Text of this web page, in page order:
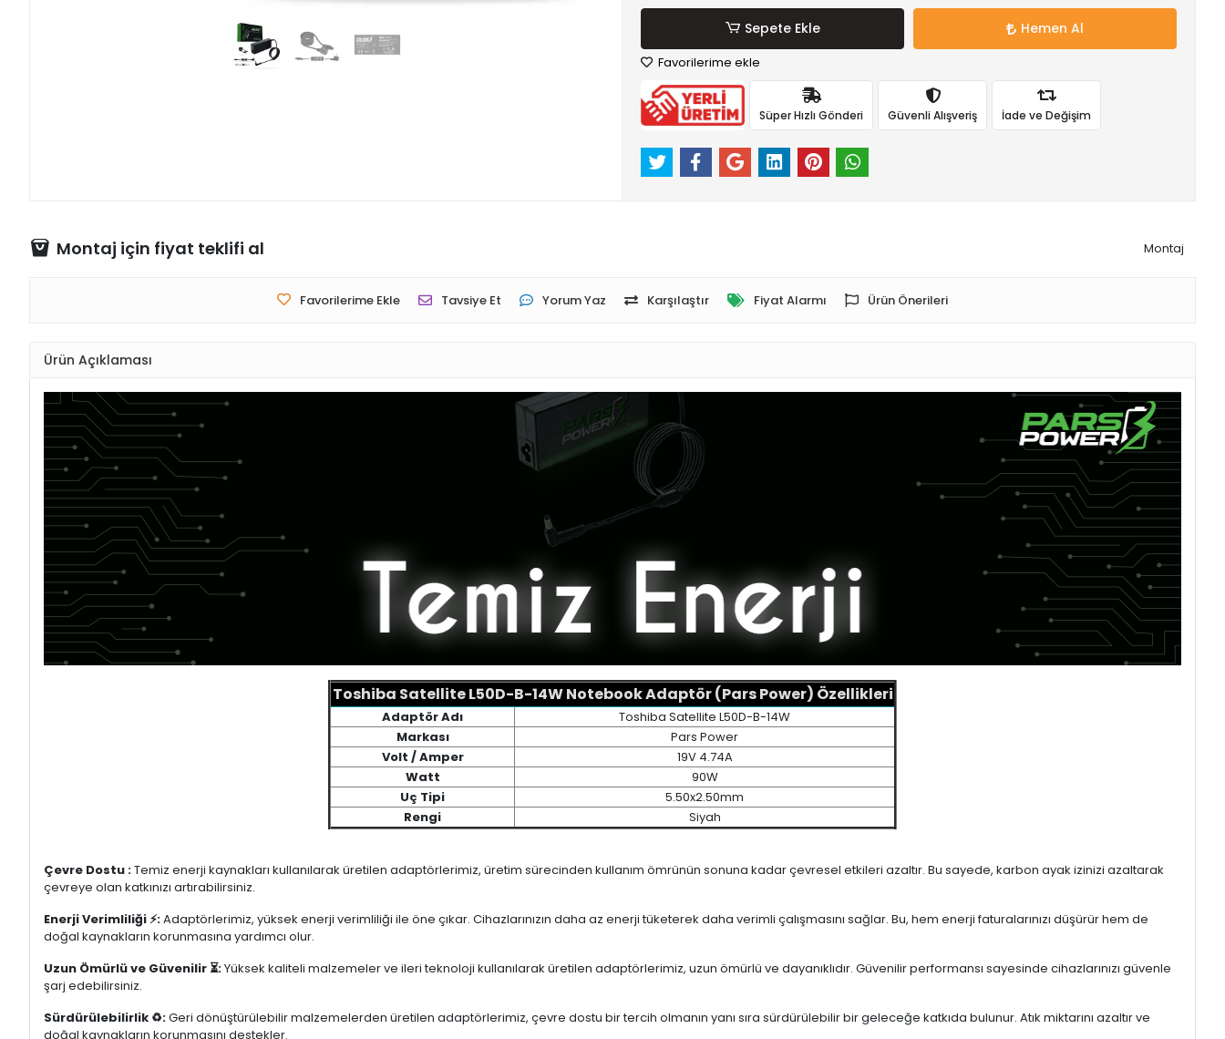
Sepete Ekle Hemen Al
Favorilerime ekle
Süper Hızlı Gönderi Güvenli Alışveriş İade ve Değişim
Montaj için fiyat teklifi al Montaj
Favorilerime Ekle Tavsiye Et Yorum Yaz Karşılaştır Fiyat Alarmı Ürün Önerileri
Ürün Açıklaması
Toshiba Satellite L50D-B-14W Notebook Adaptör (Pars Power) Özellikleri
Adaptör Adı
Toshiba Satellite L50D-B-14W
Markası
Pars Power
Volt / Amper
19V 4.74A
Watt
90W
Uç Tipi
5.50x2.50mm
Rengi
Siyah
Çevre Dostu :Temiz enerji kaynakları kullanılarak üretilen adaptörlerimiz, üretim sürecinden kullanım ömrünün sonuna kadar çevresel etkileri azaltır. Bu sayede, karbon ayak izinizi azaltarak
çevreye olan katkınızı artırabilirsiniz.
Enerji Verimliliği ⚡:Adaptörlerimiz, yüksek enerji verimliliği ile öne çıkar. Cihazlarınızın daha az enerji tüketerek daha verimli çalışmasını sağlar. Bu, hem enerji faturalarınızı düşürür hem de
doğal kaynakların korunmasına yardımcı olur.
Uzun Ömürlü ve Güvenilir ⏳:Yüksek kaliteli malzemeler ve ileri teknoloji kullanılarak üretilen adaptörlerimiz, uzun ömürlü ve dayanıklıdır. Güvenilir performansı sayesinde cihazlarınızı güvenle
şarj edebilirsiniz.
Sürdürülebilirlik ♻️:Geri dönüştürülebilir malzemelerden üretilen adaptörlerimiz, çevre dostu bir tercih olmanın yanı sıra sürdürülebilir bir geleceğe katkıda bulunur. Atık miktarını azaltır ve
doğal kaynakların korunmasını destekler.